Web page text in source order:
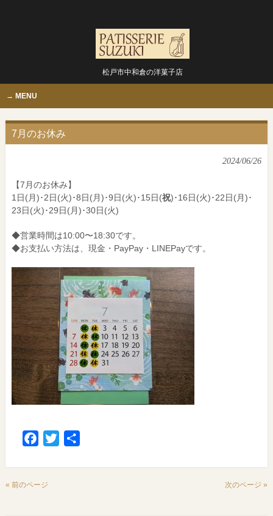
松戸市中和倉の洋菓子店
MENU
7月のお休み
2024/06/26
【7月のお休み】
1日(月)･2日(火)･8日(月)･9日(火)･15日(祝)･16日(火)･22日(月)･
23日(火)･29日(月)･30日(火)
◆営業時間は10:00〜18:30です。
◆お支払い方法は、現金・PayPay・LINEPayです。
Facebook
Twitter
« 前のページ 次のページ »